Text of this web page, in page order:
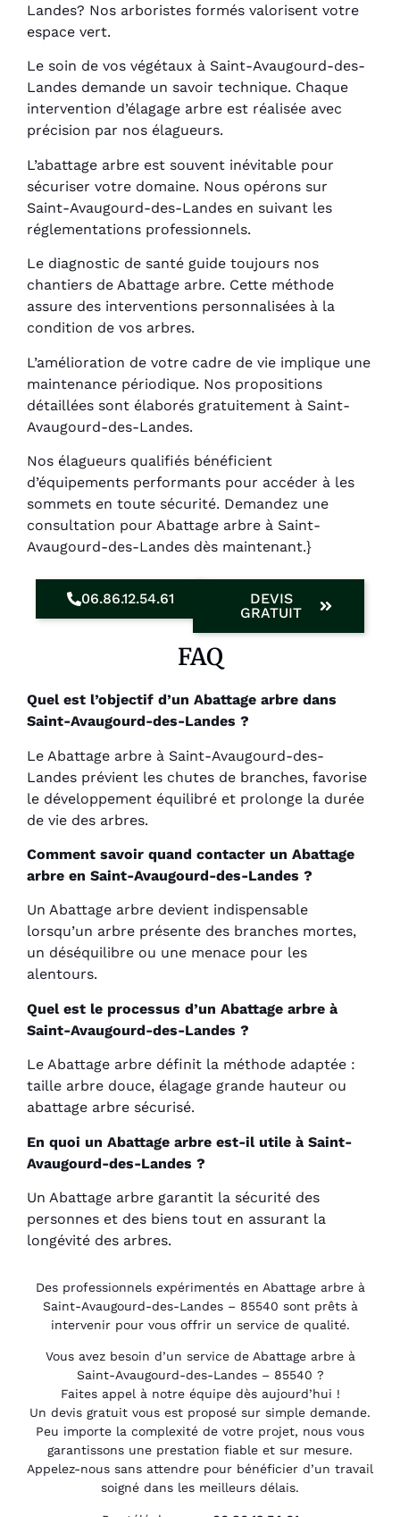
Landes? Nos arboristes formés valorisent votre
espace vert.
Le soin de vos végétaux à Saint-Avaugourd-des-
Landes demande un savoir technique. Chaque
intervention d’élagage arbre est réalisée avec
précision par nos élagueurs.
L’abattage arbre est souvent inévitable pour
sécuriser votre domaine. Nous opérons sur
Saint-Avaugourd-des-Landes en suivant les
réglementations professionnels.
Le diagnostic de santé guide toujours nos
chantiers de Abattage arbre. Cette méthode
assure des interventions personnalisées à la
condition de vos arbres.
L’amélioration de votre cadre de vie implique une
maintenance périodique. Nos propositions
détaillées sont élaborés gratuitement à Saint-
Avaugourd-des-Landes.
Nos élagueurs qualifiés bénéficient
d’équipements performants pour accéder à les
sommets en toute sécurité. Demandez une
consultation pour Abattage arbre à Saint-
Avaugourd-des-Landes dès maintenant.}
06.86.12.54.61
DEVIS
GRATUIT
FAQ
Quel est l’objectif d’un Abattage arbre dans
Saint-Avaugourd-des-Landes ?
Le Abattage arbre à Saint-Avaugourd-des-
Landes prévient les chutes de branches, favorise
le développement équilibré et prolonge la durée
de vie des arbres.
Comment savoir quand contacter un Abattage
arbre en Saint-Avaugourd-des-Landes ?
Un Abattage arbre devient indispensable
lorsqu’un arbre présente des branches mortes,
un déséquilibre ou une menace pour les
alentours.
Quel est le processus d’un Abattage arbre à
Saint-Avaugourd-des-Landes ?
Le Abattage arbre définit la méthode adaptée :
taille arbre douce, élagage grande hauteur ou
abattage arbre sécurisé.
En quoi un Abattage arbre est-il utile à Saint-
Avaugourd-des-Landes ?
Un Abattage arbre garantit la sécurité des
personnes et des biens tout en assurant la
longévité des arbres.
Des professionnels expérimentés en Abattage arbre à
Saint-Avaugourd-des-Landes – 85540 sont prêts à
intervenir pour vous offrir un service de qualité.
Vous avez besoin d’un service de Abattage arbre à
Saint-Avaugourd-des-Landes – 85540 ?
Faites appel à notre équipe dès aujourd’hui !
Un devis gratuit vous est proposé sur simple demande.
Peu importe la complexité de votre projet, nous vous
garantissons une prestation fiable et sur mesure.
Appelez-nous sans attendre pour bénéficier d’un travail
soigné dans les meilleurs délais.